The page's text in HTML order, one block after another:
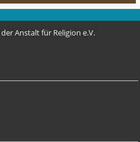
Anstalt für Religion e.V.